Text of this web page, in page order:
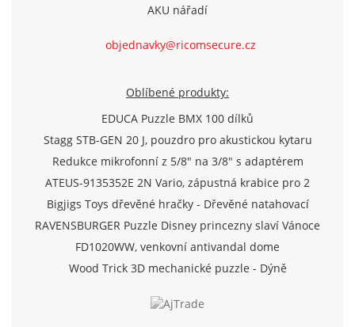
AKU nářadí
objednavky@ricomsecure.cz
Oblíbené produkty:
EDUCA Puzzle BMX 100 dílků
Stagg STB-GEN 20 J, pouzdro pro akustickou kytaru
Redukce mikrofonní z 5/8" na 3/8" s adaptérem
ATEUS-9135352E 2N Vario, zápustná krabice pro 2
moduly (Analog/IP)
Bigjigs Toys dřevěné hračky - Dřevěné natahovací
letadlo
RAVENSBURGER Puzzle Disney princezny slaví Vánoce
500 dílků
FD1020WW, venkovní antivandal dome
TVI/AHD/CVI/CVBS kamera 720p, f2.8mm, IR 20m, D-
Wood Trick 3D mechanické puzzle - Dýně